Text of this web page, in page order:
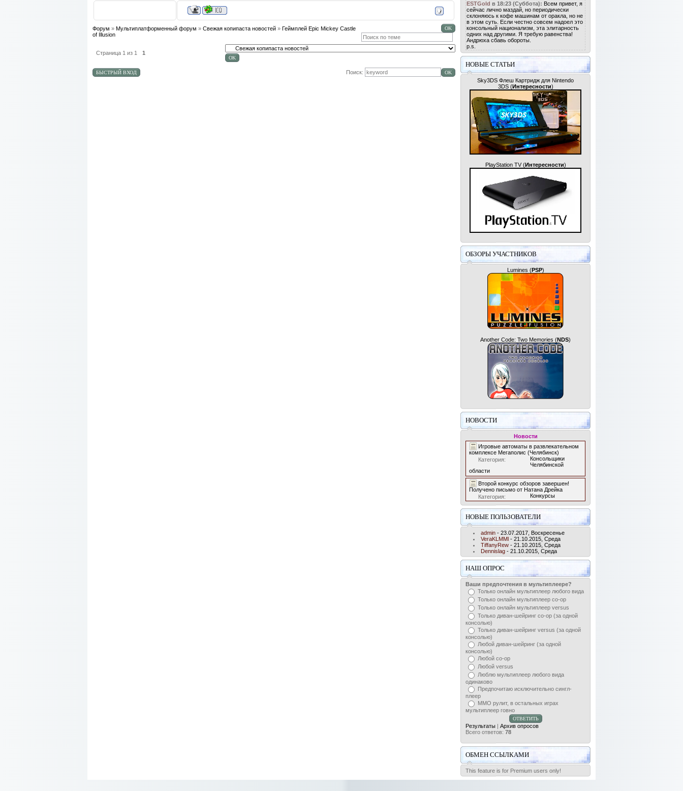
Форум » Мультиплатформенный форум » Свежая копипаста новостей » Геймплей Epic Mickey Castle
of Illusion
Страница 1 из 1 1
Поиск:
ESTGold в 18:23 (Суббота): Всем привет, я
сейчас лично маздай, но периодически
склоняюсь к кофе машинам от оракла, но не
в этом суть. Если честно совсем надоел это
консольный национализм, эта элитарность
одних над другими. Я требую равенства!
Андрюха сбавь обороты.
p.s.
НОВЫЕ СТАТЬИ
Sky3DS Флеш Картридж для Nintendo
3DS (Интересности)
PlayStation TV(Интересности)
ОБЗОРЫ УЧАСТНИКОВ
Lumines (PSP)
Another Code: Two Memories (NDS)
НОВОСТИ
Новости
Игровые автоматы в развлекательном
комплексе Мегаполис (Челябинск)
Категория:
Консольщики
Челябинской
области
Второй конкурс обзоров завершен!
Получено письмо от Натана Дрейка
Категория:
Конкурсы
НОВЫЕ ПОЛЬЗОВАТЕЛИ
admin - 23.07.2017, Воскресенье
VeraKLMMl - 21.10.2015, Среда
TiffanyRew - 21.10.2015, Среда
Dennislag - 21.10.2015, Среда
НАШ ОПРОС
Ваши предпочтения в мультиплеере?
Только онлайн мультиплеер любого вида
Только онлайн мультиплеер co-op
Только онлайн мультиплеер versus
Только диван-шейринг сo-op (за одной
консолью)
Только диван-шейринг versus (за одной
консолью)
Любой диван-шейринг (за одной
консолью)
Любой co-op
Любой versus
Люблю мультиплеер любого вида
одинаково
Предпочитаю исключительно сингл-
плеер
ММО рулит, в остальных играх
мультиплеер говно
Результаты | Архив опросов
Всего ответов: 78
ОБМЕН ССЫЛКАМИ
This feature is for Premium users only!